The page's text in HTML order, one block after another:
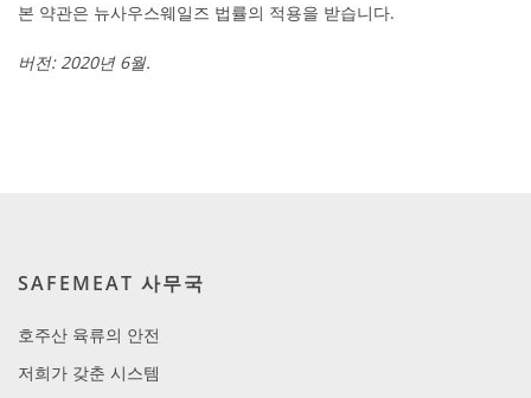
본 약관은 뉴사우스웨일즈 법률의 적용을 받습니다.
버전: 2020년 6월.
SAFEMEAT 사무국
호주산 육류의 안전
저희가 갖춘 시스템